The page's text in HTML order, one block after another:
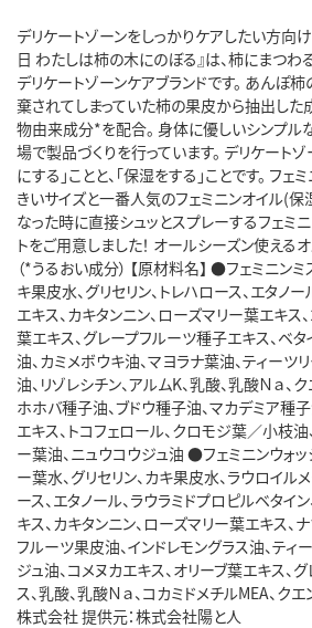
デリケートゾーンをしっかりケアしたい方向
日 わたしは柿の木にのぼる』は、柿にまつ
デリケートゾーンケアブランドです。 あんぽ
棄されてしまっていた柿の果皮から抽出した
物由来成分*を配合。 身体に優しいシンプル
場で製品づくりを行っています。 デリケート
にする」ことと、「保湿をする」ことです。 フ
きいサイズと一番人気のフェミニンオイル(
なった時に直接シュッとスプレーするフェミ
トをご用意しました！ オールシーズン使える
（*うるおい成分） 【原材料名】 ●フェミニン
キ果皮水、グリセリン、トレハロース、エタノ
エキス、カキタンニン、ローズマリー葉エキス
葉エキス、グレープフルーツ種子エキス、ベタ
油、カミメボウキ油、マヨラナ葉油、ティーツ
油、リゾレシチン、アルムK、乳酸、乳酸Ｎａ
ホホバ種子油、ブドウ種子油、マカデミア種
エキス、トコフェロール、クロモジ葉／小枝油
ー葉油、ニュウコウジュ油 ●フェミニンウォ
ー葉水、グリセリン、カキ果皮水、ラウロイル
ース、エタノール、ラウラミドプロピルベタイ
キス、カキタンニン、ローズマリー葉エキス、
フルーツ果皮油、インドレモングラス油、ティ
ジュ油、コメヌカエキス、オリーブ葉エキス、
ス、乳酸、乳酸Ｎａ、コカミドメチルMEA、ク
株式会社 提供元：株式会社陽と人